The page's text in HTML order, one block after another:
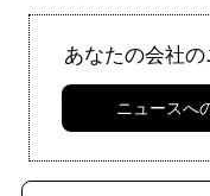
あなたの会社
ニュースへ